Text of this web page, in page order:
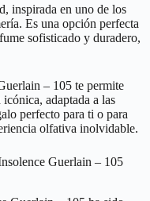
inspirada en uno de los
Es una opción perfecta
sofisticado y duradero,
– 105 te permite
adaptada a las
perfecto para ti o para
olfativa inolvidable.
Guerlain – 105